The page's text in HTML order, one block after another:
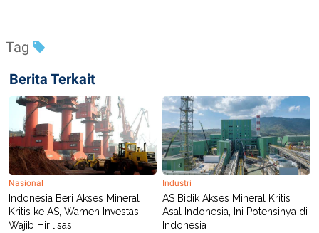
Tag
Berita Terkait
Nasional
Indonesia Beri Akses Mineral
Kritis ke AS, Wamen Investasi:
Wajib Hirilisasi
Industri
AS Bidik Akses Mineral Kritis
Asal Indonesia, Ini Potensinya di
Indonesia